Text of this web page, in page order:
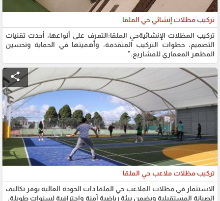
تركيب مظلات إنشائي حي الملقا
تركيب المظلات الإنشائيةحي الملقا:التعرف على أنواعها، أحدث تقنيات
التصميم، خطوات التركيب المتقدمة، وأهميتها في الحماية وتحسين
المظهر المعماري للمشاريع."
share
تركيب مظلات ملاعب حي الملقا
الاستثمار في مظلات الملاعب حي الملقا ذات الجودة العالية يوفر تكاليف
الصيانة المستقبلية ويضمن بيئة رياضية آمنة واحترافية لسنوات طويلة.